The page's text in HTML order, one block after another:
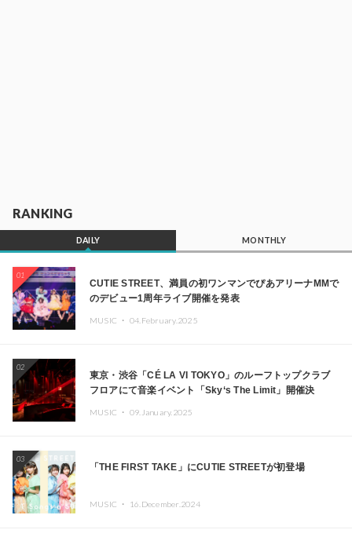
RANKING
DAILY MONTHLY
01
CUTIE STREET、満員の初ワンマンでぴあアリーナMMで
のデビュー1周年ライブ開催を発表
MUSIC ・ 04.February.2025
02
東京・渋谷「CÉ LA VI TOKYO」のルーフトップクラブ
フロアにて音楽イベント「Sky‘s The Limit」開催決
Kza（FORCE OF NATURE）ら日本を代表するDJ・クリ
MUSIC ・ 09.January.2025
03
「THE FIRST TAKE」にCUTIE STREETが初登場
MUSIC ・ 16.December.2024